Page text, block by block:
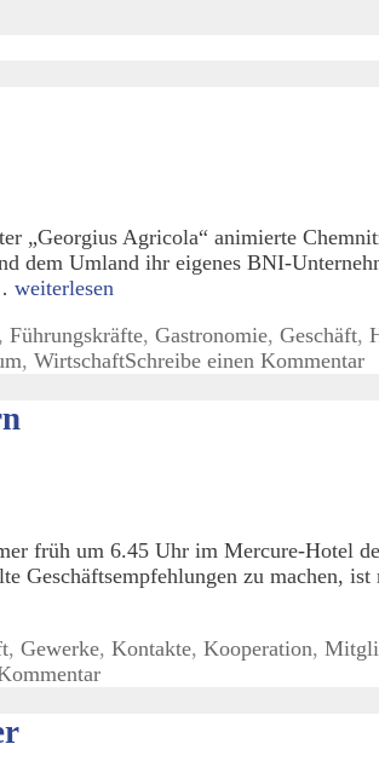
„Georgius Agricola“ animierte
dem Umland ihr eigenes BNI-
weiterlesen
Führungskräfte, Gastronomie, Geschäft,
, WirtschaftSchreibe einen Kommentar
früh um 6.45 Uhr im Mercure-Hotel
Geschäftsempfehlungen zu machen,
, Gewerke, Kontakte, Kooperation,